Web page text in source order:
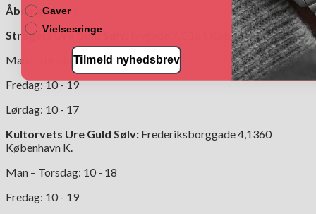
varesiden
Åbningstider:
Strøgets Ure Guld Sølv:
Nygade 7, 1164 København K.
Man – Torsdag: 10 - 18
Fredag: 10 - 19
Lørdag: 10 - 17
Kultorvets Ure Guld Sølv: Frederiksborggade 4,1360
København K.
Man – Torsdag: 10 - 18
Fredag: 10 - 19
Gaver
Vielsesringe
Tilmeld nyhedsbrev